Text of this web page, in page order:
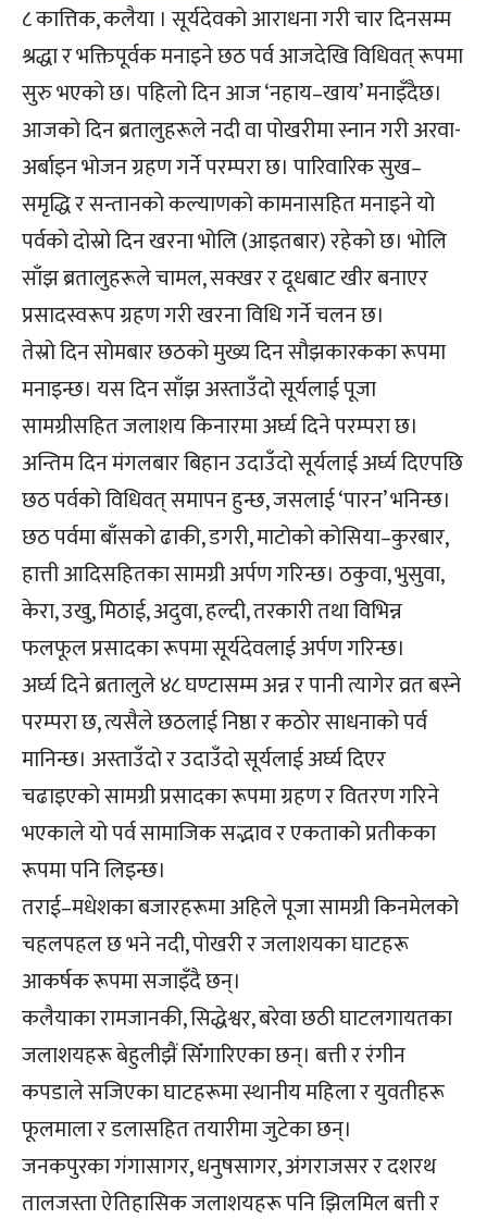
८ कात्तिक, कलैया । सूर्यदेवको आराधना गरी चार दिनसम्म
श्रद्धा र भक्तिपूर्वक मनाइने छठ पर्व आजदेखि विधिवत् रूपमा
सुरु भएको छ। पहिलो दिन आज ‘नहाय–खाय’ मनाइँदैछ।
आजको दिन ब्रतालुहरूले नदी वा पोखरीमा स्नान गरी अरवा-
अर्बाइन भोजन ग्रहण गर्ने परम्परा छ। पारिवारिक सुख–
समृद्धि र सन्तानको कल्याणको कामनासहित मनाइने यो
पर्वको दोस्रो दिन खरना भोलि (आइतबार) रहेको छ। भोलि
साँझ ब्रतालुहरूले चामल, सक्खर र दूधबाट खीर बनाएर
प्रसादस्वरूप ग्रहण गरी खरना विधि गर्ने चलन छ।
तेस्रो दिन सोमबार छठको मुख्य दिन सौझकारकका रूपमा
मनाइन्छ। यस दिन साँझ अस्ताउँदो सूर्यलाई पूजा
सामग्रीसहित जलाशय किनारमा अर्घ्य दिने परम्परा छ।
अन्तिम दिन मंगलबार बिहान उदाउँदो सूर्यलाई अर्घ्य दिएपछि
छठ पर्वको विधिवत् समापन हुन्छ, जसलाई ‘पारन’ भनिन्छ।
छठ पर्वमा बाँसको ढाकी, डगरी, माटोको कोसिया–कुरबार,
हात्ती आदिसहितका सामग्री अर्पण गरिन्छ। ठकुवा, भुसुवा,
केरा, उखु, मिठाई, अदुवा, हल्दी, तरकारी तथा विभिन्न
फलफूल प्रसादका रूपमा सूर्यदेवलाई अर्पण गरिन्छ।
अर्घ्य दिने ब्रतालुले ४८ घण्टासम्म अन्न र पानी त्यागेर व्रत बस्ने
परम्परा छ, त्यसैले छठलाई निष्ठा र कठोर साधनाको पर्व
मानिन्छ। अस्ताउँदो र उदाउँदो सूर्यलाई अर्घ्य दिएर
चढाइएको सामग्री प्रसादका रूपमा ग्रहण र वितरण गरिने
भएकाले यो पर्व सामाजिक सद्भाव र एकताको प्रतीकका
रूपमा पनि लिइन्छ।
तराई–मधेशका बजारहरूमा अहिले पूजा सामग्री किनमेलको
चहलपहल छ भने नदी, पोखरी र जलाशयका घाटहरू
आकर्षक रूपमा सजाइँदै छन्।
कलैयाका रामजानकी, सिद्धेश्वर, बरेवा छठी घाटलगायतका
जलाशयहरू बेहुलीझैं सिँगारिएका छन्। बत्ती र रंगीन
कपडाले सजिएका घाटहरूमा स्थानीय महिला र युवतीहरू
फूलमाला र डलासहित तयारीमा जुटेका छन्।
जनकपुरका गंगासागर, धनुषसागर, अंगराजसर र दशरथ
तालजस्ता ऐतिहासिक जलाशयहरू पनि झिलमिल बत्ती र